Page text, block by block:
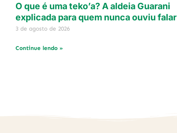
O que é uma teko’a? A aldeia Guarani
explicada para quem nunca ouviu falar
3 de agosto de 2026
Continue lendo »